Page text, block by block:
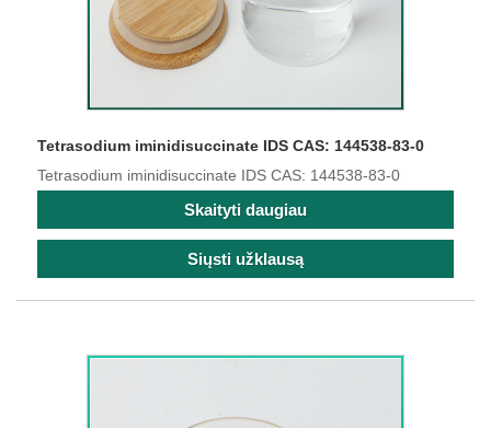
Tetrasodium iminidisuccinate IDS CAS: 144538-83-0
Tetrasodium iminidisuccinate IDS CAS: 144538-83-0
Skaityti daugiau
Siųsti užklausą